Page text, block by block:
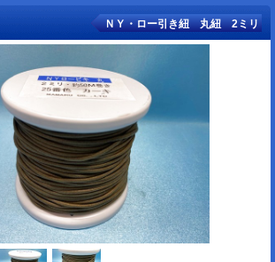
ＮＹ・ロー引き紐 丸紐 2ミリ